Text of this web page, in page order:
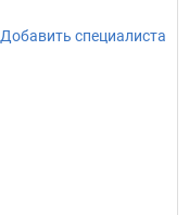
Добавить специалиста